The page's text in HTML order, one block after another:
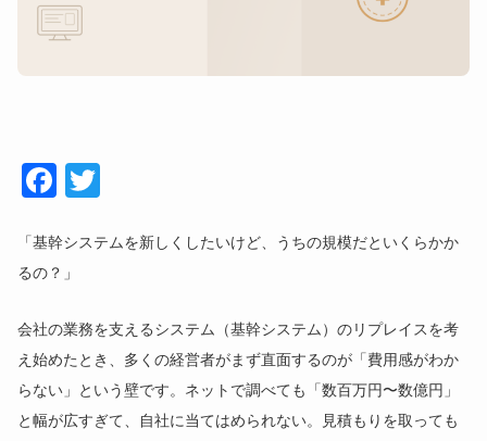
Face
「基幹システムを新しくしたいけど、うちの規模だといくらかか
るの？」
会社の業務を支えるシステム（基幹システム）のリプレイスを考
え始めたとき、多くの経営者がまず直面するのが「費用感がわか
らない」という壁です。ネットで調べても「数百万円〜数億円」
と幅が広すぎて、自社に当てはめられない。見積もりを取っても